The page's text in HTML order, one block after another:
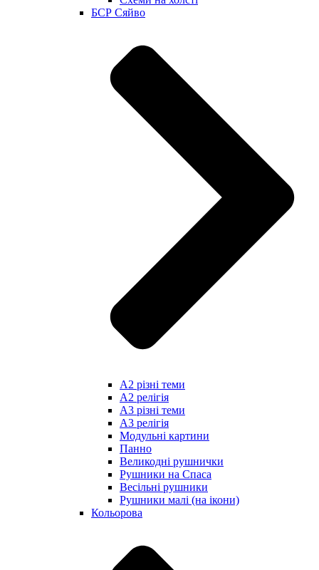
БСР Сяйво
А2 різні теми
А2 релігія
А3 різні теми
А3 релігія
Модульні картини
Панно
Великодні рушнички
Рушники на Спаса
Весільні рушники
Рушники малі (на ікони)
Кольорова